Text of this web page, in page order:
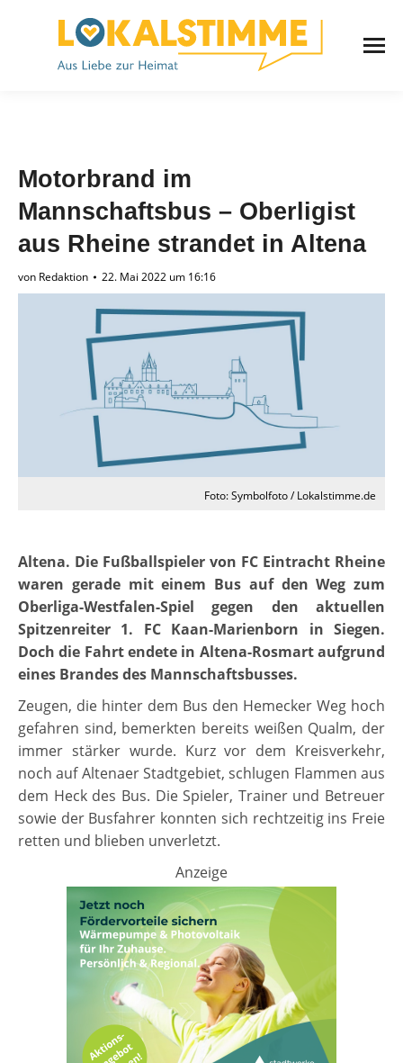
Motorbrand im
Mannschaftsbus – Oberligist
aus Rheine strandet in Altena
von Redaktion 22. Mai 2022 um 16:16
Foto: Symbolfoto / Lokalstimme.de
Altena. Die Fußballspieler von FC Eintracht Rheine
waren gerade mit einem Bus auf den Weg zum
Oberliga-Westfalen-Spiel gegen den aktuellen
Spitzenreiter 1. FC Kaan-Marienborn in Siegen.
Doch die Fahrt endete in Altena-Rosmart aufgrund
eines Brandes des Mannschaftsbusses.
Zeugen, die hinter dem Bus den Hemecker Weg hoch
gefahren sind, bemerkten bereits weißen Qualm, der
immer stärker wurde. Kurz vor dem Kreisverkehr,
noch auf Altenaer Stadtgebiet, schlugen Flammen aus
dem Heck des Bus. Die Spieler, Trainer und Betreuer
sowie der Busfahrer konnten sich rechtzeitig ins Freie
retten und blieben unverletzt.
Anzeige